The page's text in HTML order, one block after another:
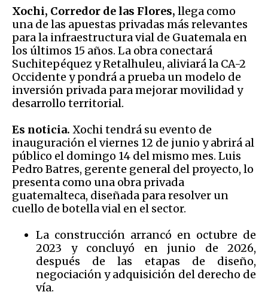
Xochi, Corredor de las Flores, llega como
una de las apuestas privadas más relevantes
para la infraestructura vial de Guatemala en
los últimos 15 años. La obra conectará
Suchitepéquez y Retalhuleu, aliviará la CA-2
Occidente y pondrá a prueba un modelo de
inversión privada para mejorar movilidad y
desarrollo territorial.
Es noticia. Xochi tendrá su evento de
inauguración el viernes 12 de junio y abrirá al
público el domingo 14 del mismo mes. Luis
Pedro Batres, gerente general del proyecto, lo
presenta como una obra privada
guatemalteca, diseñada para resolver un
cuello de botella vial en el sector.
La construcción arrancó en octubre de
2023 y concluyó en junio de 2026,
después de las etapas de diseño,
negociación y adquisición del derecho de
vía.